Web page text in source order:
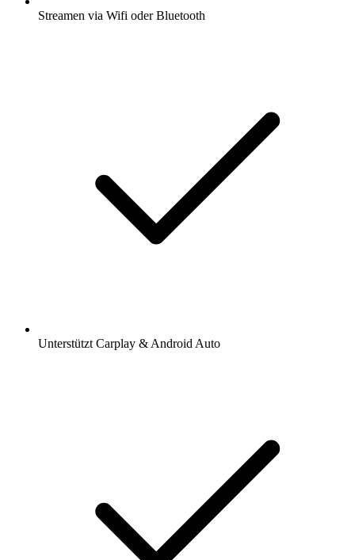
Streamen via Wifi oder Bluetooth
Unterstützt Carplay & Android Auto